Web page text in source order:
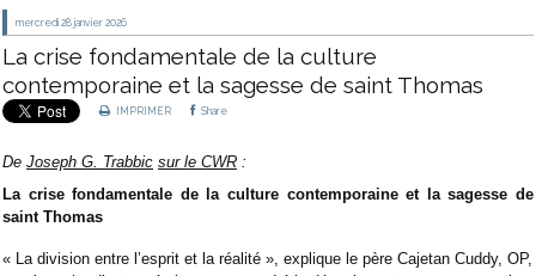
mercredi 28 janvier 2026
La crise fondamentale de la culture
contemporaine et la sagesse de saint Thomas
IMPRIMER Share
De Joseph G. Trabbic sur le CWR :
La crise fondamentale de la culture contemporaine et la sagesse de
saint Thomas
« La division entre l’esprit et la réalité », explique le père Cajetan Cuddy, OP,